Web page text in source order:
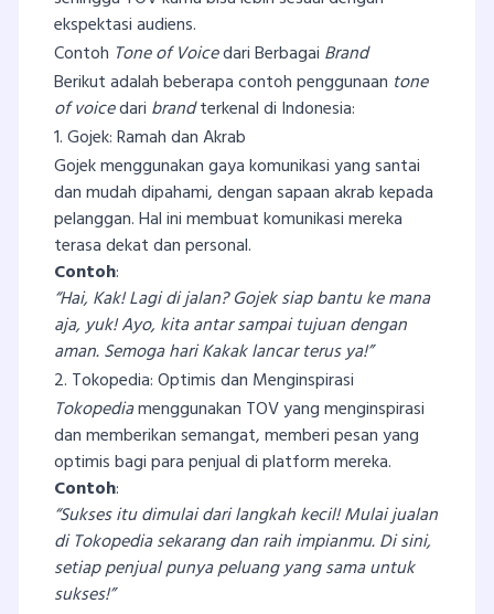
ekspektasi audiens.
Contoh Tone of Voicedari Berbagai Brand
Berikut adalah beberapa contoh penggunaan tone
of voicedari brandterkenal di Indonesia:
1. Gojek: Ramah dan Akrab
Gojek menggunakan gaya komunikasi yang santai
dan mudah dipahami, dengan sapaan akrab kepada
pelanggan. Hal ini membuat komunikasi mereka
terasa dekat dan personal.
Contoh:
“Hai, Kak! Lagi di jalan? Gojek siap bantu ke mana
aja, yuk! Ayo, kita antar sampai tujuan dengan
aman. Semoga hari Kakak lancar terus ya!”
2. Tokopedia: Optimis dan Menginspirasi
Tokopediamenggunakan TOV yang menginspirasi
dan memberikan semangat, memberi pesan yang
optimis bagi para penjual di platform mereka.
Contoh:
“Sukses itu dimulai dari langkah kecil! Mulai jualan
di Tokopedia sekarang dan raih impianmu. Di sini,
setiap penjual punya peluang yang sama untuk
sukses!”